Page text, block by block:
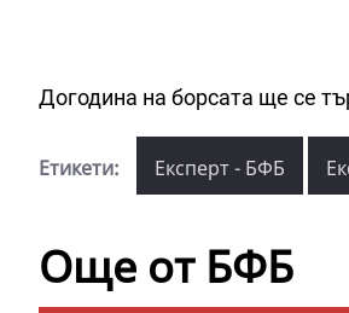
Догодина на борсата ще се
Етикети: Експерт - БФБ
Още от БФБ